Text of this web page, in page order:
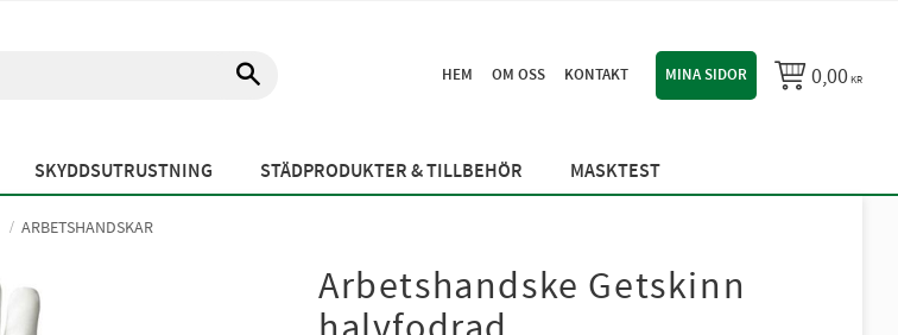
HEM OM OSS KONTAKT MINA SIDOR 0,00KR
SKYDDSUTRUSTNING STÄDPRODUKTER & TILLBEHÖR MASKTEST
ARBETSHANDSKAR
Arbetshandske Getskinn